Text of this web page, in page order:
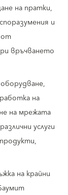
на пратки,
и
от
връчването
на
на мрежата
услуги
на крайни